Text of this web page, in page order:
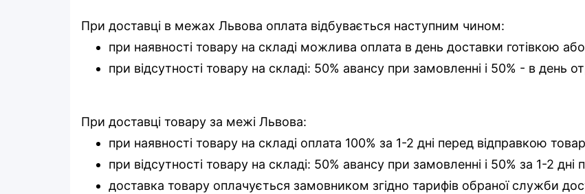
При доставці в межах Львова оплата відбувається наступним чином:
при наявності товару на складі можлива оплата в день доставки готівкою
при відсутності товару на складі: 50% авансу при замовленні і 50% - в день
При доставці товару за межі Львова:
при наявності товару на складі оплата 100% за 1-2 дні перед відправкою
при відсутності товару на складі: 50% авансу при замовленні і 50% за 1-2 дні
доставка товару оплачується замовником згідно тарифів обраної служби